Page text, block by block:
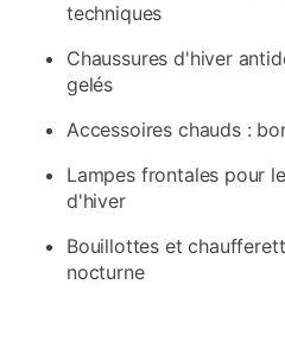
techniques
Chaussures d'hiver
gelés
Accessoires chauds :
Lampes frontales pour
d'hiver
Bouillottes et
nocturne